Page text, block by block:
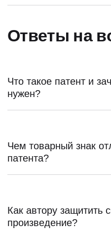
Ответы на
Что такое патент и
нужен?
Чем товарный знак
патента?
Как автору защитить
произведение?